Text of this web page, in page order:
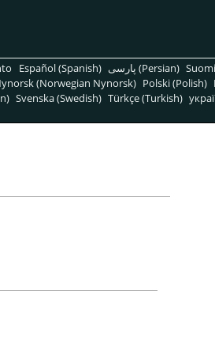
Español (Spanish) پارسی (Persian)
(Norwegian Nynorsk) Polski (Polish)
Svenska (Swedish) Türkçe (Turkish)